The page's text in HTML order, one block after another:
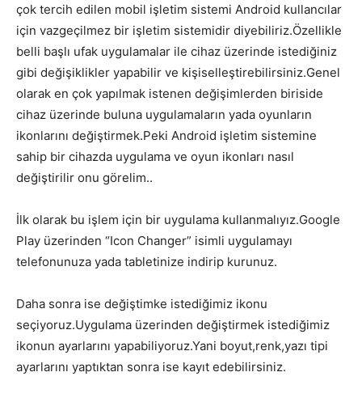
çok tercih edilen mobil işletim sistemi Android kullancılar
için vazgeçilmez bir işletim sistemidir diyebiliriz.Özellikle
belli başlı ufak uygulamalar ile cihaz üzerinde istediğiniz
gibi değişiklikler yapabilir ve kişiselleştirebilirsiniz.Genel
olarak en çok yapılmak istenen değişimlerden biriside
cihaz üzerinde buluna uygulamaların yada oyunların
ikonlarını değiştirmek.Peki Android işletim sistemine
sahip bir cihazda uygulama ve oyun ikonları nasıl
değiştirilir onu görelim..
İlk olarak bu işlem için bir uygulama kullanmalıyız.Google
Play üzerinden “Icon Changer” isimli uygulamayı
telefonunuza yada tabletinize indirip kurunuz.
Daha sonra ise değiştimke istediğimiz ikonu
seçiyoruz.Uygulama üzerinden değiştirmek istediğimiz
ikonun ayarlarını yapabiliyoruz.Yani boyut,renk,yazı tipi
ayarlarını yaptıktan sonra ise kayıt edebilirsiniz.